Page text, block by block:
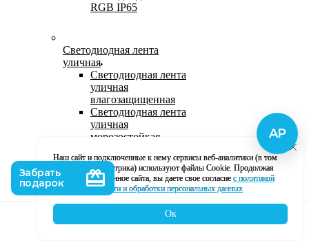
RGB IP65
Светодиодная лента
уличная
Светодиодная лента
уличная
влагозащищенная
Светодиодная лента
уличная
морозостойкая
светодиодная лента
220В
Светодиодная лента
уличная в силиконе
Наш сайт и подключенные к нему сервисы веб-аналитики (в том
числе, Яндекс Метрика) используют файлы Cookie. Продолжая
использование данное сайта, вы даете свое согласие с политикой
кофиденциальности и обработки персональных данных
Ок